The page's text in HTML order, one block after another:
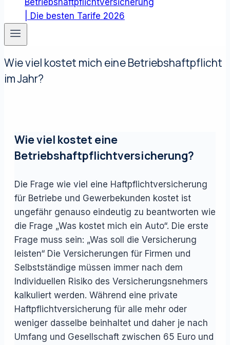
Wie viel kostet mich eine Betriebshaftpflicht
im Jahr?
Wie viel kostet eine
Betriebshaftpflichtversicherung?
Die Frage wie viel eine Haftpflichtversicherung
für Betriebe und Gewerbekunden kostet ist
ungefähr genauso eindeutig zu beantworten wie
die Frage „Was kostet mich ein Auto“. Die erste
Frage muss sein: „Was soll die Versicherung
leisten“ Die Versicherungen für Firmen und
Selbstständige müssen immer nach dem
Individuellen Risiko des Versicherungsnehmers
kalkuliert werden. Während eine private
Haftpflichtversicherung für alle mehr oder
weniger dasselbe beinhaltet und daher je nach
Umfang und Gesellschaft zwischen 65 Euro und